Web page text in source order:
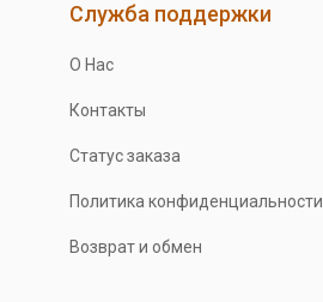
Служба поддержки
О Нас
Контакты
Статус заказа
Политика конфиденциальности
Возврат и обмен